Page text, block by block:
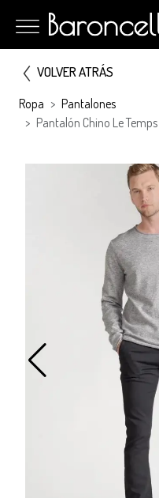
VOLVER ATRÁS
Ropa
Pantalones
Pantalón Chino Le